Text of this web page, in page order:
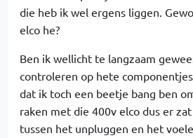
die heb ik wel ergens liggen.
elco he?
Ben ik wellicht te langzaam
controleren op hete
dat ik toch een beetje bang ben
raken met die 400v elco dus er
tussen het unpluggen en het